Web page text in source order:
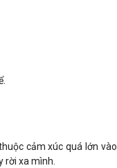
cảm xúc quá lớn vào
rời xa mình.